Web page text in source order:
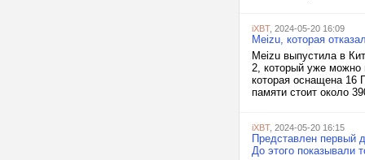
iXBT, 2024-05-20 16:09
Meizu, которая
Meizu выпустила в
2, который уже можно
которая оснащена
памяти стоит около
iXBT, 2024-05-20 16:15
Представлен первый
До этого показывали